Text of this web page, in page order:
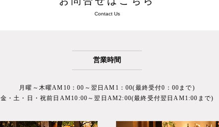
Contact Us
営業時間
月曜～木曜AM10：00～翌日AM1：00(最終受付0：00まで)
金・土・日・祝前日 AM10:00～翌日AM2:00(最終受付翌日AM1:00まで)